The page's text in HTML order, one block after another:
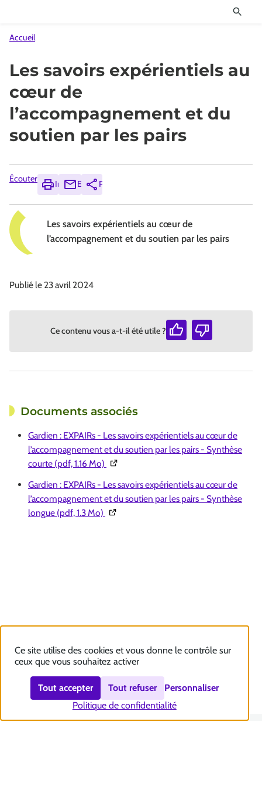
Accueil
Les savoirs expérientiels au
cœur de
l’accompagnement et du
soutien par les pairs
Écouter
ImprimerEnvoyerPartager
Les savoirs expérientiels au cœur de
l’accompagnement et du soutien par les pairs
Publié le 23 avril 2024
Ce contenu vous a-t-il été utile ?
Documents associés
Gardien : EXPAIRs - Les savoirs expérientiels au cœur de
l’accompagnement et du soutien par les pairs - Synthèse
courte (pdf, 1.16 Mo) (Ouverture dans une nouvelle fenêtre)
Gardien : EXPAIRs - Les savoirs expérientiels au cœur de
l’accompagnement et du soutien par les pairs - Synthèse
longue (pdf, 1.3 Mo) (Ouverture dans une nouvelle fenêtre)
Ce site utilise des cookies et vous donne le contrôle sur
ceux que vous souhaitez activer
Tout accepter Tout refuser
Personnaliser
Politique de confidentialité